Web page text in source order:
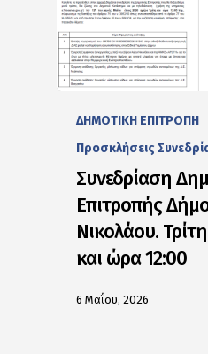
ΔΗΜΟΤΙΚΗ ΕΠΙΤΡΟΠΗ
Προσκλήσεις
Συνεδρίαση
Επιτροπής
Νικολάου.
και ώρα 12:00
6 Μαΐου, 2026